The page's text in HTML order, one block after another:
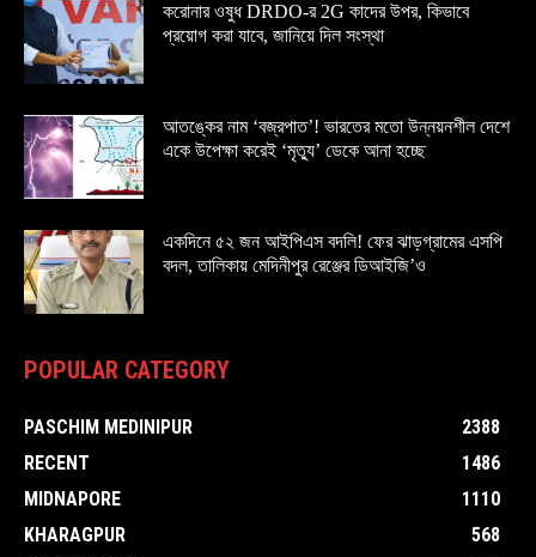
করোনার ওষুধ DRDO-র 2G কাদের উপর, কিভাবে
প্রয়োগ করা যাবে, জানিয়ে দিল সংস্থা
আতঙ্কের নাম ‘বজ্রপাত’! ভারতের মতো উন্নয়নশীল দেশে
একে উপেক্ষা করেই ‘মৃত্যু’ ডেকে আনা হচ্ছে
একদিনে ৫২ জন আইপিএস বদলি! ফের ঝাড়গ্রামের এসপি
বদল, তালিকায় মেদিনীপুর রেঞ্জের ডিআইজি’ও
POPULAR CATEGORY
PASCHIM MEDINIPUR
2388
RECENT
1486
MIDNAPORE
1110
KHARAGPUR
568